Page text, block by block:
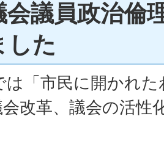
会議員政治倫
した
は「市民に開かれ
改革、議会の活性